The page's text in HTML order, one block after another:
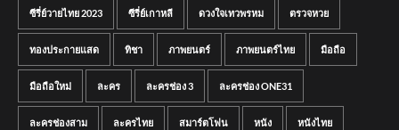
ซีรี่ย์วายไทย 2023 ซีรี่ย์เกาหลี ดวงใจเทวพรหม ตรวจหวย
ทองประกายแสด ทิชา ภาพยนตร์ ภาพยนตร์ไทย มือถือ
มือถือใหม่ ละคร ละครช่อง 3 ละครช่อง ONE31
ละครช่องสาม ละครไทย สมาร์ตโฟน หนัง หนังไทย